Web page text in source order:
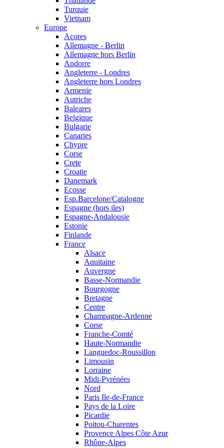
Turquie
Vietnam
Europe
Acores
Allemagne - Berlin
Allemagne hors Berlin
Andorre
Angleterre - Londres
Angleterre hors Londres
Armenie
Autriche
Baleares
Belgique
Bulgarie
Canaries
Chypre
Corse
Crete
Croatie
Danemark
Ecosse
Esp.Barcelone/Catalogne
Espagne (hors iles)
Espagne-Andalousie
Estonie
Finlande
France
Alsace
Aquitaine
Auvergne
Basse-Normandie
Bourgogne
Bretagne
Centre
Champagne-Ardenne
Corse
Franche-Comté
Haute-Normandie
Languedoc-Roussillon
Limousin
Lorraine
Midi-Pyrénées
Nord
Paris Ile-de-France
Pays de la Loire
Picardie
Poitou-Charentes
Provence Alpes Côte Azur
Rhône-Alpes